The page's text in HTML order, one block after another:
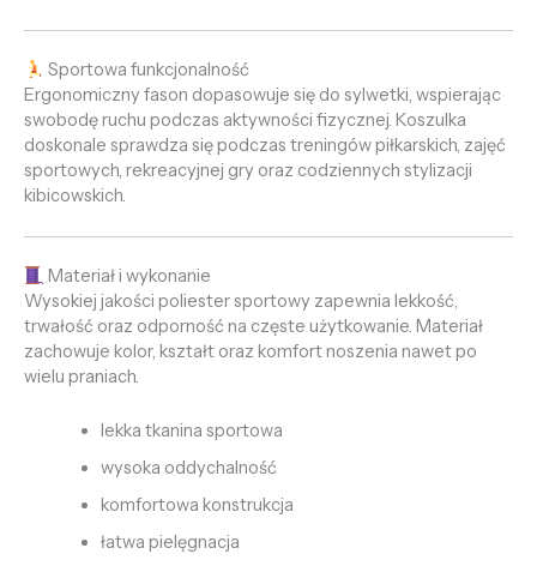
Sportowa funkcjonalność
Ergonomiczny fason dopasowuje się do sylwetki, wspierając
swobodę ruchu podczas aktywności fizycznej. Koszulka
doskonale sprawdza się podczas treningów piłkarskich, zajęć
sportowych, rekreacyjnej gry oraz codziennych stylizacji
kibicowskich.
Materiał i wykonanie
Wysokiej jakości poliester sportowy zapewnia lekkość,
trwałość oraz odporność na częste użytkowanie. Materiał
zachowuje kolor, kształt oraz komfort noszenia nawet po
wielu praniach.
lekka tkanina sportowa
wysoka oddychalność
komfortowa konstrukcja
łatwa pielęgnacja